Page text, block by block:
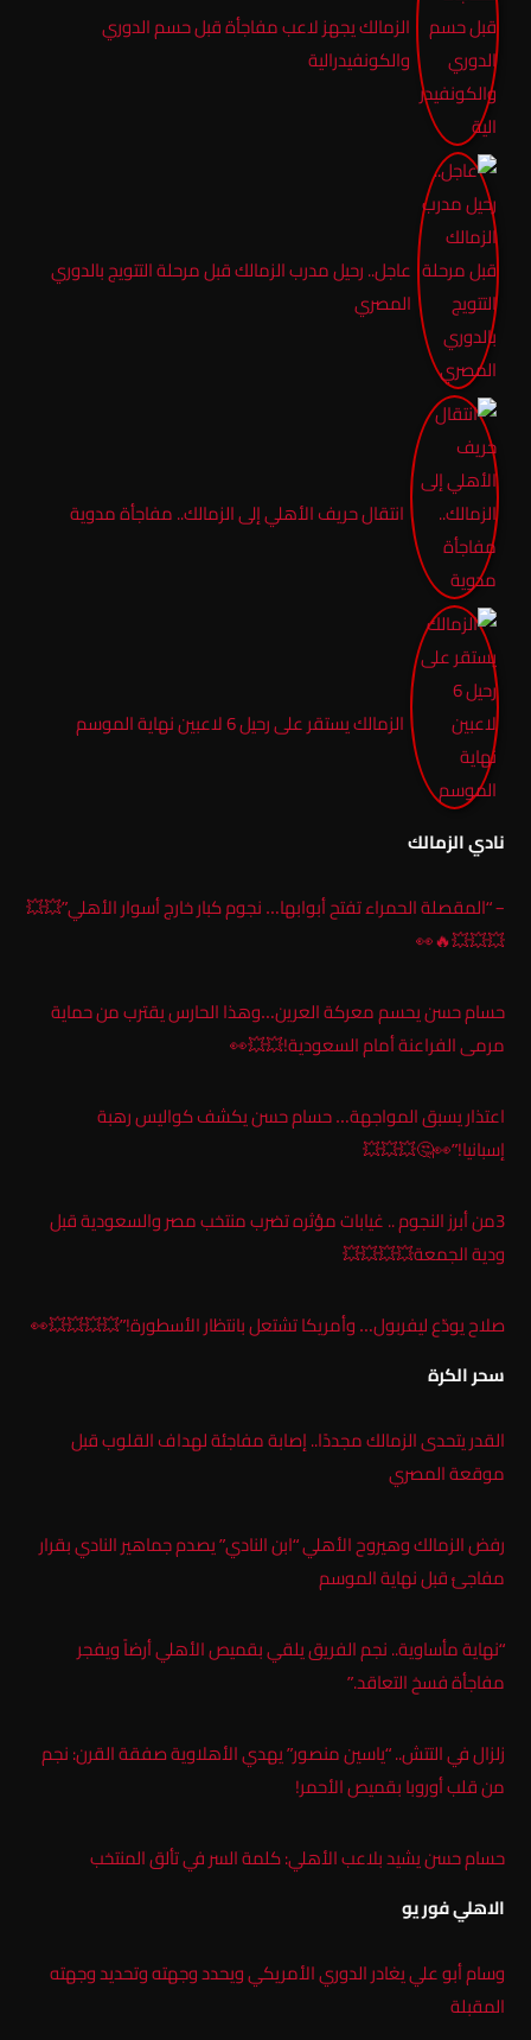
الزمالك يجهز لاعب مفاجأة قبل حسم الدوري
والكونفيدرالية
عاجل.. رحيل مدرب الزمالك قبل مرحلة التتويج بالدوري
المصري
انتقال حريف الأهلي إلى الزمالك.. مفاجأة مدوية
الزمالك يستقر على رحيل 6 لاعبين نهاية الموسم
نادي الزمالك
– “المقصلة الحمراء تفتح أبوابها… نجوم كبار خارج أسوار الأهلي”💥💥
💥💥💥🔥👀
حسام حسن يحسم معركة العرين…وهذا الحارس يقترب من حماية
مرمى الفراعنة أمام السعودية!💥💥👀
اعتذار يسبق المواجهة… حسام حسن يكشف كواليس رهبة
إسبانيا!”👀🤔💥💥💥
3من أبرز النجوم .. غيابات مؤثره تضرب منتخب مصر والسعودية قبل
ودية الجمعة💥💥💥💥
صلاح يودّع ليفربول… وأمريكا تشتعل بانتظار الأسطورة!”💥💥💥💥👀
سحر الكرة
القدر يتحدى الزمالك مجددًا.. إصابة مفاجئة لهداف القلوب قبل
موقعة المصري
رفض الزمالك وهيروح الأهلي “ابن النادي” يصدم جماهير النادي بقرار
مفاجئ قبل نهاية الموسم
“نهاية مأساوية.. نجم الفريق يلقي بقميص الأهلي أرضاً ويفجر
مفاجأة فسخ التعاقد.”
زلزال في التتش.. “ياسين منصور” يهدي الأهلاوية صفقة القرن: نجم
من قلب أوروبا بقميص الأحمر!
حسام حسن يشيد بلاعب الأهلي: كلمة السر في تألق المنتخب
الاهلي فور يو
وسام أبو علي يغادر الدوري الأمريكي ويحدد وجهته وتحديد وجهته
المقبلة